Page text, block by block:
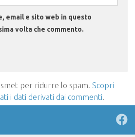
email e sito web in questo
volta che commento.
per ridurre lo spam. Scopri
i dati derivati dai commenti.